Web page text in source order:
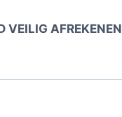
VEILIG AFREKENEN